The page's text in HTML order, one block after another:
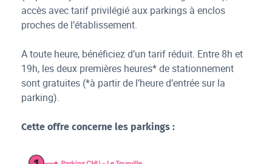
accès avec tarif privilégié aux parkings à enclos
proches de l’établissement.
A toute heure, bénéficiez d’un tarif réduit. Entre 8h et
19h, les deux premières heures* de stationnement
sont gratuites (*à partir de l’heure d’entrée sur la
parking).
Cette offre concerne les parkings :